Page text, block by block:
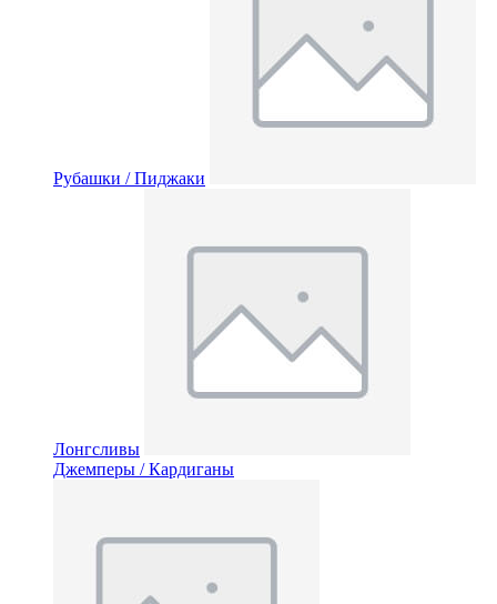
Рубашки / Пиджаки
Лонгсливы
Джемперы / Кардиганы